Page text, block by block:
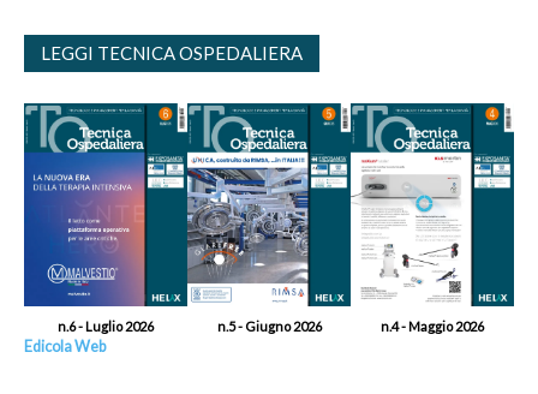
LEGGI TECNICA OSPEDALIERA
n.6 - Luglio 2026 n.5 - Giugno 2026 n.4 - Maggio 2026
Edicola Web